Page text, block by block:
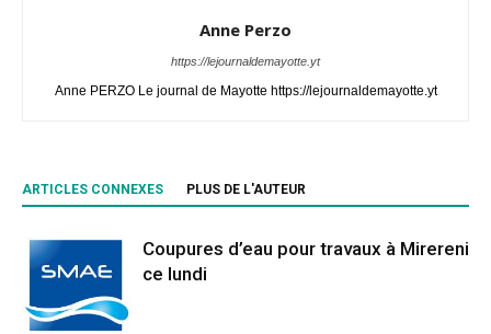
Anne Perzo
https://lejournaldemayotte.yt
Anne PERZO Le journal de Mayotte https://lejournaldemayotte.yt
ARTICLES CONNEXES PLUS DE L'AUTEUR
Coupures d’eau pour travaux à Mirereni
ce lundi